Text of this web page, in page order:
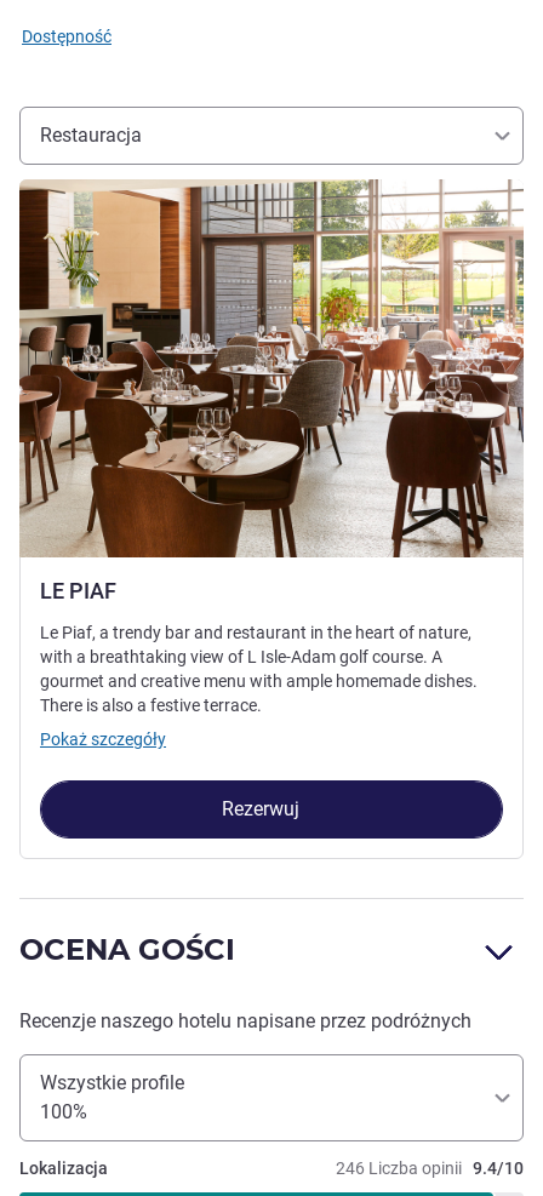
Dostępność
Restauracja
LE PIAF
Pokaż szczegóły
Le Piaf, a trendy bar and restaurant in the heart of nature,
with a breathtaking view of L Isle-Adam golf course. A
gourmet and creative menu with ample homemade dishes.
There is also a festive terrace.
Pokaż szczegóły
Rezerwuj
OCENA GOŚCI
Recenzje naszego hotelu napisane przez podróżnych
Wszystkie profile
100%
246 Liczba opinii 9.4/10
Lokalizacja